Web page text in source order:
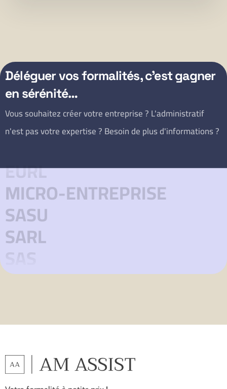
Déléguer vos formalités, c’est gagner
en sérénité…
Vous souhaitez créer votre entreprise ? L'administratif
n'est pas votre expertise ? Besoin de plus d'informations ?
EURL
MICRO-ENTREPRISE
SASU
SARL